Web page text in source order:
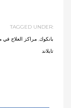
TAGGED UNDER:
بانكوك, مراكز العلاج
تايلاند